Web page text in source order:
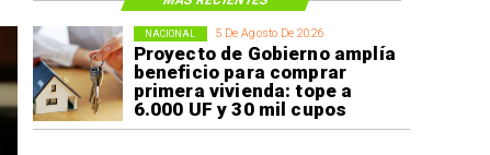
5 De Agosto De 2026
Proyecto de Gobierno amplía
beneficio para comprar
primera vivienda: tope a
6.000 UF y 30 mil cupos
NACIONAL